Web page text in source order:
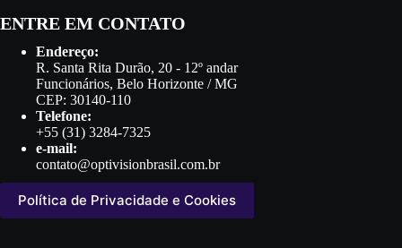
ENTRE EM CONTATO
Endereço:
R. Santa Rita Durão, 20 - 12º andar
Funcionários, Belo Horizonte / MG
CEP: 30140-110
Telefone:
+55 (31) 3284-7325
e-mail:
contato@optivisionbrasil.com.br
Política de Privacidade e Cookies